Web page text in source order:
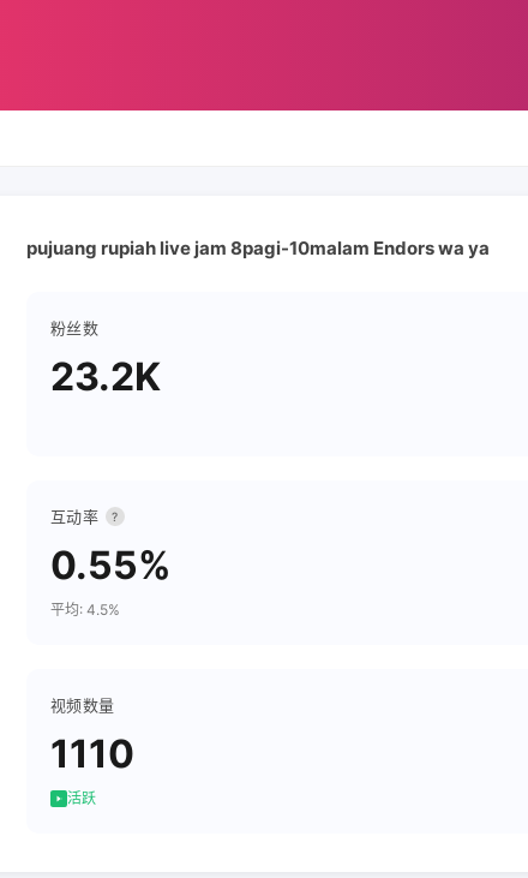
pujuang rupiah live jam 8pagi-10malam Endors wa ya
粉丝数
23.2K
互动率 ?
0.55%
平均: 4.5%
视频数量
1110
活跃